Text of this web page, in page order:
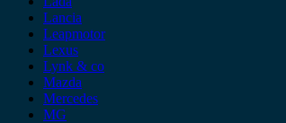
Lancia
Leapmotor
Lexus
Lynk & co
Mazda
Mercedes
MG